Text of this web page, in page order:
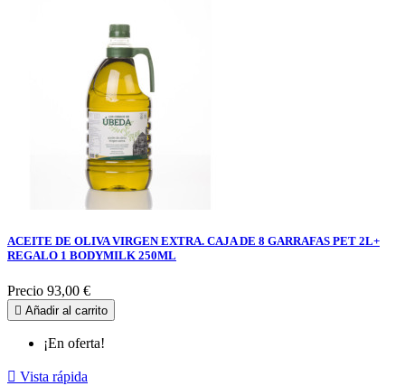
ACEITE DE OLIVA VIRGEN EXTRA. CAJA DE 8 GARRAFAS PET 2L+
REGALO 1 BODYMILK 250ML
Precio 93,00 €
 Añadir al carrito
¡En oferta!
 Vista rápida